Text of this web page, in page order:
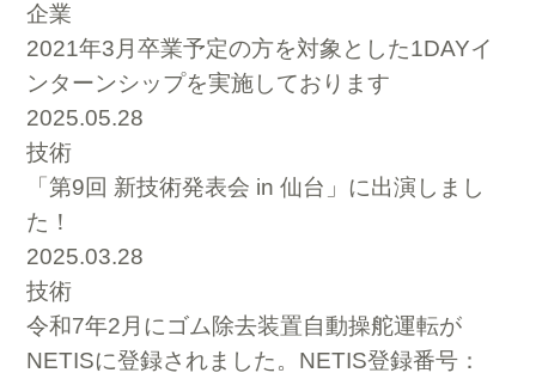
企業
2021年3月卒業予定の方を対象とした1DAYイ
ンターンシップを実施しております
2025.05.28
技術
「第9回 新技術発表会 in 仙台」に出演しまし
た！
2025.03.28
技術
令和7年2月にゴム除去装置自動操舵運転が
NETISに登録されました。NETIS登録番号：